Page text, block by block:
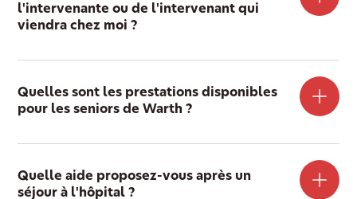
l'intervenante ou de l'intervenant qui
viendra chez moi ?
Quelles sont les prestations disponibles
pour les seniors de Warth ?
Quelle aide proposez-vous après un
séjour à l'hôpital ?